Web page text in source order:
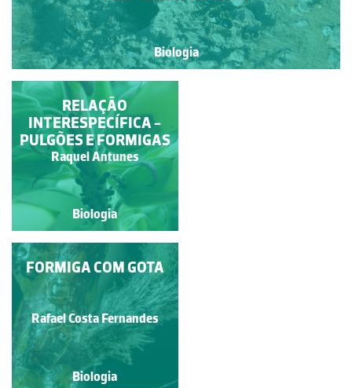
Biologia
FORMIGAS DE
CABEÇA VERMELHA
Cândido Pereira
Biologia
RELAÇÃO
INTERESPECÍFICA -
PULGÕES E FORMIGAS
Raquel Antunes
Biologia
ARANHA COMENDO
FORMIGA
Willian Alexandre Ferreira
Dias
Biologia
FORMIGA COM GOTA
Rafael Costa Fernandes
Biologia